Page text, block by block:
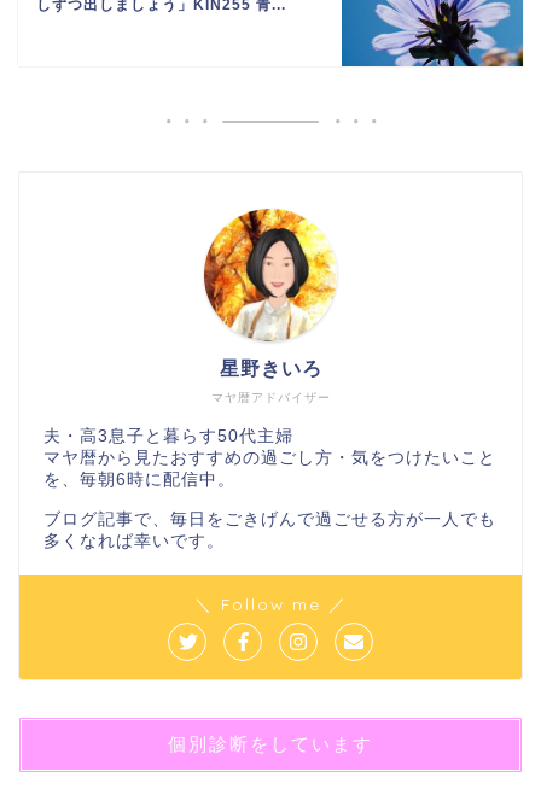
しずつ出しましょう」KIN255 青...
マヤ暦アドバイザー
星野きいろ
夫・高3息子と暮らす50代主婦
マヤ暦から見たおすすめの過ごし方・気をつけたいこと
を、毎朝6時に配信中。
ブログ記事で、毎日をごきげんで過ごせる方が一人でも
多くなれば幸いです。
＼ Follow me ／
個別診断をしています